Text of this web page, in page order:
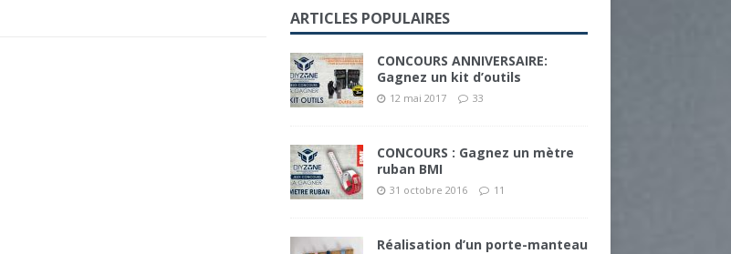
ARTICLES POPULAIRES
CONCOURS ANNIVERSAIRE:
Gagnez un kit d’outils
12 mai 2017 33
CONCOURS : Gagnez un mètre
ruban BMI
31 octobre 2016 11
Réalisation d’un porte-manteau